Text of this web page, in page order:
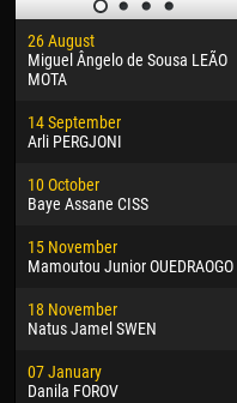
26 August
Miguel Ângelo de Sousa LEÃO
MOTA
14 September
Arli PERGJONI
10 October
Baye Assane CISS
15 November
Mamoutou Junior OUEDRAOGO
18 November
Natus Jamel SWEN
07 January
Danila FOROV